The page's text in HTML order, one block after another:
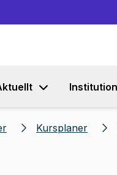
Kursplaner